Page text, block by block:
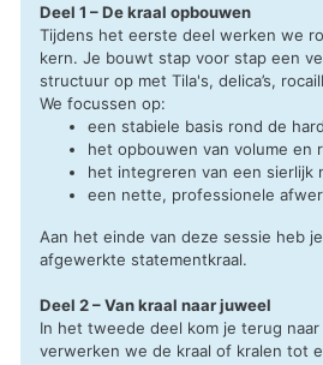
Deel 1 – De kraal opbouwen
Tijdens het eerste deel werken we
kern. Je bouwt stap voor stap een
structuur op met Tila's, delica’s,
We focussen op:
een stabiele basis rond de
het opbouwen van volume en
het integreren van een sierlijk
een nette, professionele
Aan het einde van deze sessie heb
afgewerkte statementkraal.
Deel 2 – Van kraal naar juweel
In het tweede deel kom je terug
verwerken we de kraal of kralen tot